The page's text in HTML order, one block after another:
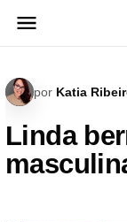
para
por Katia
Linda